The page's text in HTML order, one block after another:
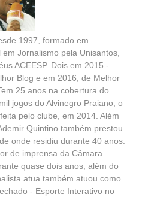
1997, formado em
Jornalismo pela Unisantos,
ACEESP. Dois em 2015 -
Blog e em 2016, de Melhor
25 anos na cobertura do
jogos do Alvinegro Praiano, o
pelo clube, em 2014. Além
Quintino também prestou
onde residiu durante 40 anos.
de imprensa da Câmara
quase dois anos, além do
atua também atuou como
- Esporte Interativo no